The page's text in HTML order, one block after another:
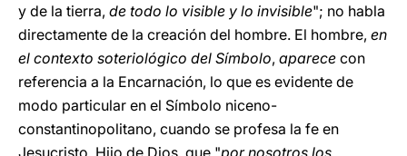
y de la tierra, de todo lo visible y lo invisible"; no habla
directamente de la creación del hombre. El hombre, en
el contexto soteriológico del Símbolo, aparece con
referencia a la Encarnación, lo que es evidente de
modo particular en el Símbolo niceno-
constantinopolitano, cuando se profesa la fe en
Jesucristo, Hijo de Dios, que "por nosotros los